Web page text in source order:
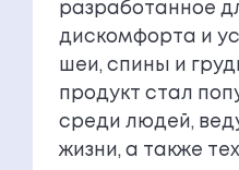
разработанное
дискомфорта и
шеи, спины и
продукт стал
среди людей,
жизни, а также